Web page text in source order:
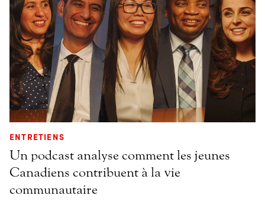
ENTRETIENS
Un podcast analyse comment les jeunes
Canadiens contribuent à la vie
communautaire